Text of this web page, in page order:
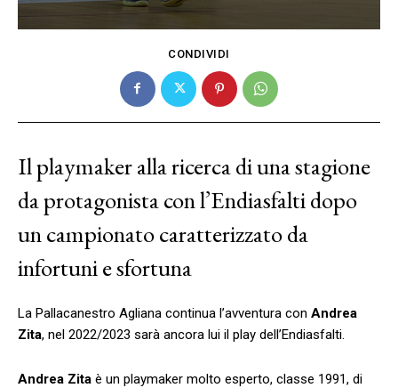
CONDIVIDI
Il playmaker alla ricerca di una stagione
da protagonista con l’Endiasfalti dopo
un campionato caratterizzato da
infortuni e sfortuna
La Pallacanestro Agliana continua l’avventura con Andrea
Zita, nel 2022/2023 sarà ancora lui il play dell’Endiasfalti.
Andrea Zita è un playmaker molto esperto, classe 1991, di